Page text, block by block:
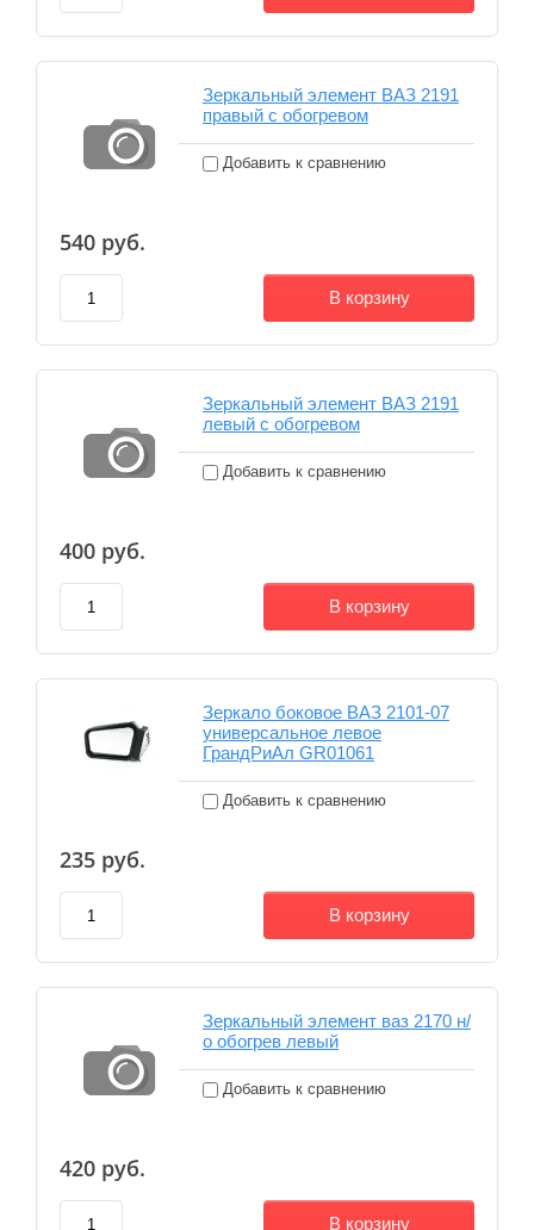
Зеркальный элемент ВАЗ 2191
правый с обогревом
Добавить к сравнению
540 руб.
В корзину
Зеркальный элемент ВАЗ 2191
левый с обогревом
Добавить к сравнению
400 руб.
В корзину
Зеркало боковое ВАЗ 2101-07
универсальное левое
ГрандРиАл GR01061
Добавить к сравнению
235 руб.
В корзину
Зеркальный элемент ваз 2170 н/
о обогрев левый
Добавить к сравнению
420 руб.
В корзину